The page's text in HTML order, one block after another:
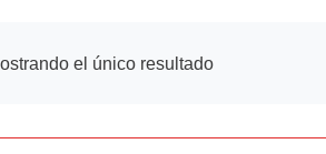
el único resultado